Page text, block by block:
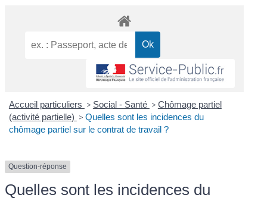
Accueil particuliers > Social - Santé > Chômage partiel
(activité partielle) > Quelles sont les incidences du
chômage partiel sur le contrat de travail ?
Question-réponse
Quelles sont les incidences du